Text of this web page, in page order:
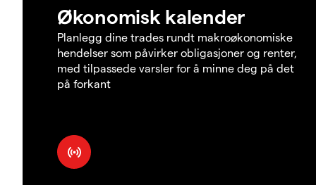
Økonomisk kalender
Planlegg dine trades rundt makroøkonomiske
hendelser som påvirker obligasjoner og renter,
med tilpassede varsler for å minne deg på det
på forkant